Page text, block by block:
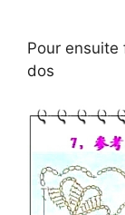
Pour
dos